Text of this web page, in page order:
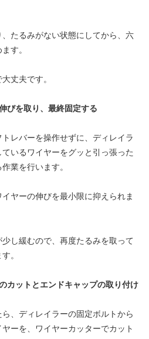
たるみがない状態にしてから、六
す。
丈夫です。
びを取り、最終固定する
レバーを操作せずに、ディレイラ
いるワイヤーをグッと引っ張った
業を行います。
ヤーの伸びを最小限に抑えられま
し緩むので、再度たるみを取って
。
カットとエンドキャップの取り付け
、ディレイラーの固定ボルトから
ーを、ワイヤーカッターでカット